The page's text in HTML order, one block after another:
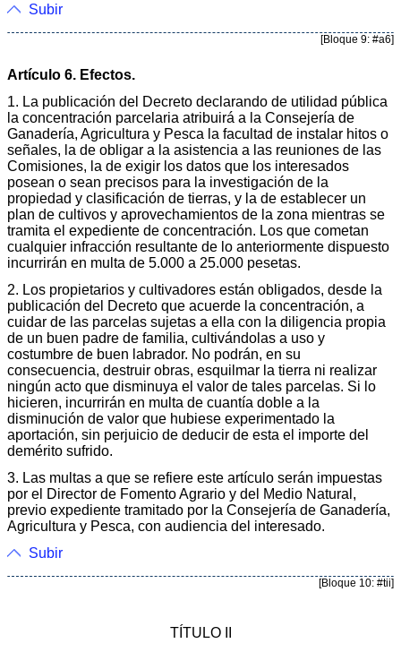
Subir
[Bloque 9: #a6]
Artículo 6. Efectos.
1. La publicación del Decreto declarando de utilidad pública
la concentración parcelaria atribuirá a la Consejería de
Ganadería, Agricultura y Pesca la facultad de instalar hitos o
señales, la de obligar a la asistencia a las reuniones de las
Comisiones, la de exigir los datos que los interesados
posean o sean precisos para la investigación de la
propiedad y clasificación de tierras, y la de establecer un
plan de cultivos y aprovechamientos de la zona mientras se
tramita el expediente de concentración. Los que cometan
cualquier infracción resultante de lo anteriormente dispuesto
incurrirán en multa de 5.000 a 25.000 pesetas.
2. Los propietarios y cultivadores están obligados, desde la
publicación del Decreto que acuerde la concentración, a
cuidar de las parcelas sujetas a ella con la diligencia propia
de un buen padre de familia, cultivándolas a uso y
costumbre de buen labrador. No podrán, en su
consecuencia, destruir obras, esquilmar la tierra ni realizar
ningún acto que disminuya el valor de tales parcelas. Si lo
hicieren, incurrirán en multa de cuantía doble a la
disminución de valor que hubiese experimentado la
aportación, sin perjuicio de deducir de esta el importe del
demérito sufrido.
3. Las multas a que se refiere este artículo serán impuestas
por el Director de Fomento Agrario y del Medio Natural,
previo expediente tramitado por la Consejería de Ganadería,
Agricultura y Pesca, con audiencia del interesado.
Subir
[Bloque 10: #tii]
TÍTULO II